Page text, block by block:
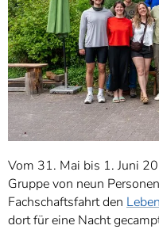
Vom 31. Mai bis 1. Juni
Gruppe von neun
Fachschaftsfahrt den
dort für eine Nacht